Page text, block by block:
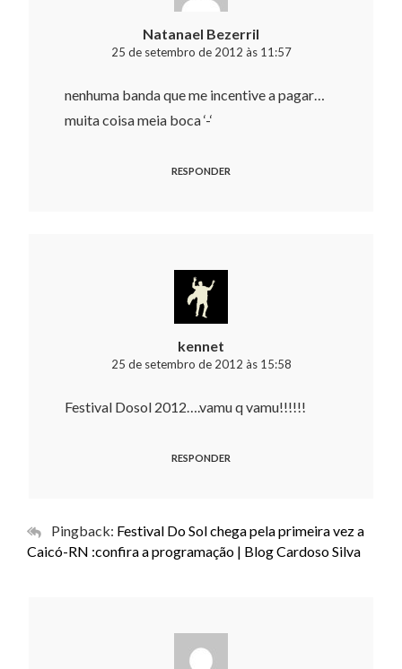
Natanael Bezerril
25 de setembro de 2012 às 11:57
nenhuma banda que me incentive a pagar…
muita coisa meia boca ‘-‘
RESPONDER
kennet
25 de setembro de 2012 às 15:58
Festival Dosol 2012….vamu q vamu!!!!!!
RESPONDER
Pingback: Festival Do Sol chega pela primeira vez a
Caicó-RN :confira a programação | Blog Cardoso Silva